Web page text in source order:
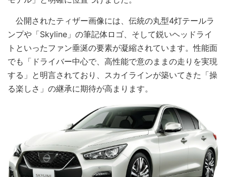
公開されたティザー画像には、伝統の丸型4灯テールラ
ンプや「Skyline」の筆記体ロゴ、そして鋭いヘッドライ
トといったファン垂涎の要素が凝縮されています。性能面
でも「ドライバー中心で、高性能で意のままの走りを実現
する」と明言されており、スカイラインが築いてきた「操
る楽しさ」の継承に期待が高まります。